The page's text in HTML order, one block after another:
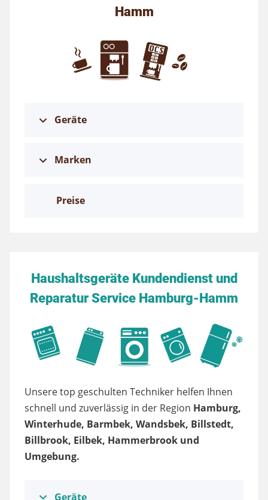
Hamm
Geräte
Marken
Preise
Haushaltsgeräte Kundendienst und
Reparatur Service Hamburg-Hamm
Unsere top geschulten Techniker helfen Ihnen
schnell und zuverlässig in der Region Hamburg,
Winterhude, Barmbek, Wandsbek, Billstedt,
Billbrook, Eilbek, Hammerbrook und
Umgebung.
Geräte